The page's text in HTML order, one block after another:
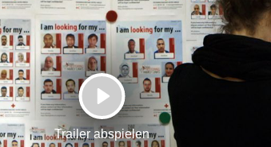
PLAY
Trailer abspielen